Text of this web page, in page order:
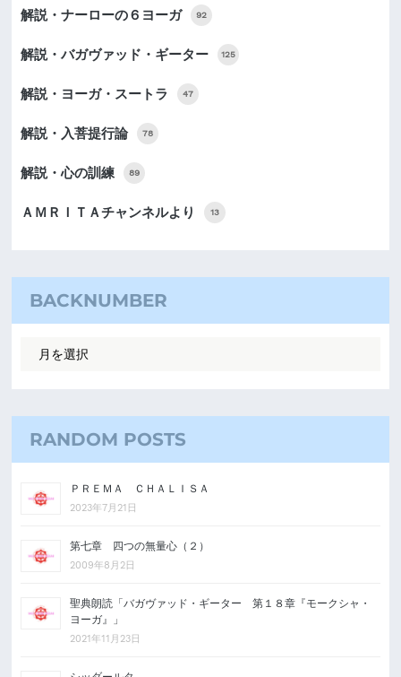
解説・ナーローの６ヨーガ 92
解説・バガヴァッド・ギーター 125
解説・ヨーガ・スートラ 47
解説・入菩提行論 78
解説・心の訓練 89
ＡＭＲＩＴＡチャンネルより 13
BACKNUMBER
RANDOM POSTS
ＰＲＥＭＡ ＣＨＡＬＩＳＡ
2023年7月21日
第七章 四つの無量心（２）
2009年8月2日
聖典朗読「バガヴァッド・ギーター 第１８章『モークシャ・
ヨーガ』」
2021年11月23日